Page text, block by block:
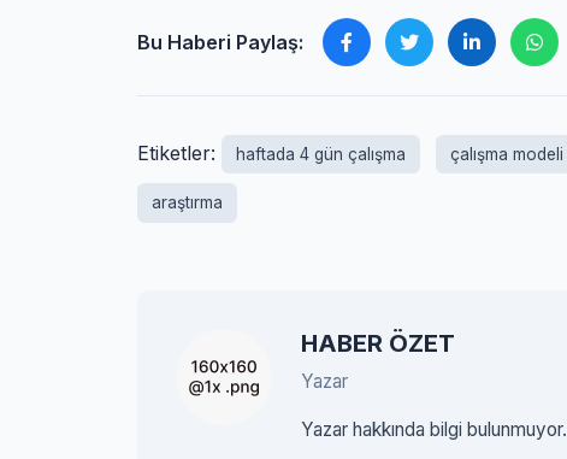
Bu Haberi Paylaş:
Etiketler: haftada 4 gün çalışma çalışma modeli
araştırma
HABER ÖZET
Yazar
Yazar hakkında bilgi bulunmuyor.